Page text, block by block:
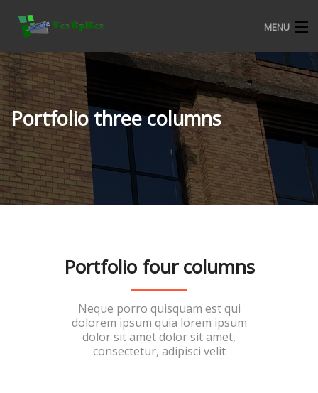
MENU
KEZDŐOLDAL
BEMUTATKOZÁS
ALURON NYÍLÁSZÁRÓ RENDSZEREK
CKM MŰANYAG NYÍLÁSZÁRÓ RENDSZEREK
TERMÉKEKRŐL
ALURON SA KERESKEDELMI FELTÉTELEK
KATALÓGUSOK
Portfolio three columns
Portfolio four columns
Neque porro quisquam est qui
dolorem ipsum quia lorem ipsum
dolor sit amet dolor sit amet,
consectetur, adipisci velit